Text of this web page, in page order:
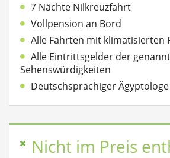
7 Nächte Nilkreuzfahrt
Vollpension an Bord
Alle Fahrten mit klimatisierten
Alle Eintrittsgelder der
Sehenswürdigkeiten
Deutschsprachiger Ägyptologe
Nicht im Preis